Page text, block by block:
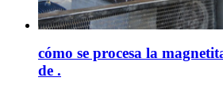
cómo se procesa la
de .